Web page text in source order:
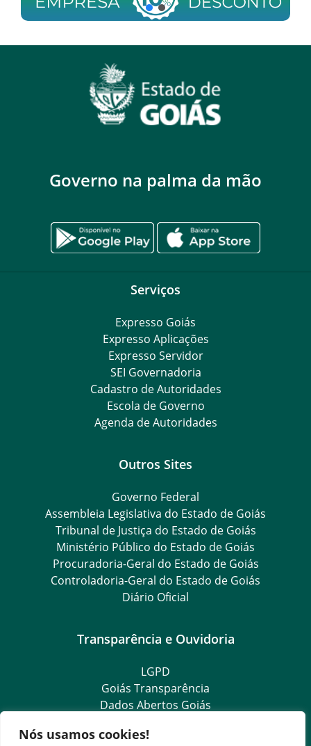
Nós usamos cookies!
Governo na palma da mão
Serviços
Expresso Goiás
Expresso Aplicações
Expresso Servidor
SEI Governadoria
Cadastro de Autoridades
Escola de Governo
Agenda de Autoridades
Outros Sites
Governo Federal
Assembleia Legislativa do Estado de Goiás
Tribunal de Justiça do Estado de Goiás
Ministério Público do Estado de Goiás
Procuradoria-Geral do Estado de Goiás
Controladoria-Geral do Estado de Goiás
Diário Oficial
Transparência e Ouvidoria
LGPD
Goiás Transparência
Dados Abertos Goiás
e-SIC – Serviço Eletrônico de Informação ao Cidadão